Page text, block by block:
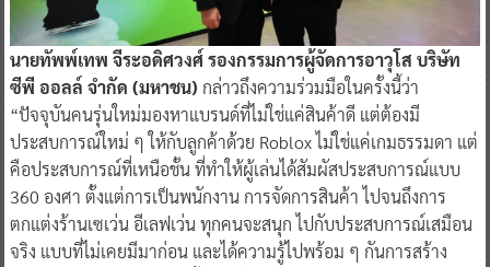
นายทัพพ์เทพ จีระอดิศวงศ์ รองกรรมการผู้จัดการอาวุโส บริษัท
ซีพี ออลล์ จำกัด (มหาชน) กล่าวถึงความร่วมมือในครั้งนี้ว่า
“ปัจจุบันคนรุ่นใหม่มองหาแบรนด์ที่ไม่ใช่แค่สินค้าดี แต่ต้องมี
ประสบการณ์ใหม่ ๆ ให้กับลูกค้าด้วย Roblox ไม่ใช่แค่เกมธรรมดา แต่
คือประสบการณ์ที่เหนือชั้น ที่ทำให้ผู้เล่นได้สัมผัสประสบการณ์แบบ
360 องศา ตั้งแต่การเป็นพนักงาน การจัดการสินค้า ไปจนถึงการ
ตกแต่งร้านเซเว่น อีเลฟเว่น ทุกคนจะสนุก ไปกับประสบการณ์เสมือน
จริง แบบที่ไม่เคยมีมาก่อน และได้ความรู้ไปพร้อม ๆ กันการสร้าง